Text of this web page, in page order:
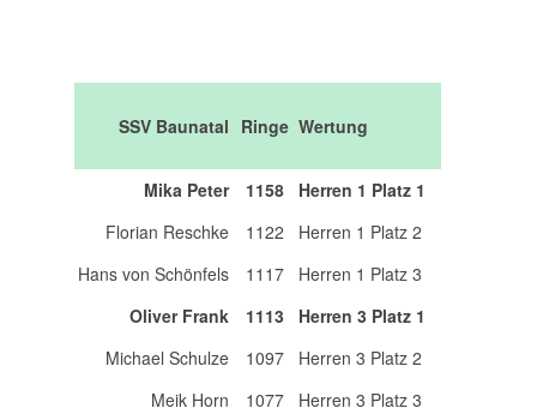
SSV Baunatal Ringe Wertung
Mika Peter 1158
Herren 1 Platz 1
Florian Reschke
1122
Herren 1 Platz 2
Hans von Schönfels
1117
Herren 1 Platz 3
Oliver Frank
1113
Herren 3 Platz 1
Michael Schulze
1097
Herren 3 Platz 2
Meik Horn
1077
Herren 3 Platz 3